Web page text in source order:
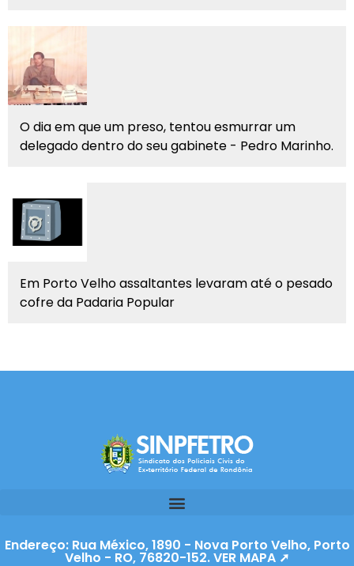
O dia em que um preso, tentou esmurrar um
delegado dentro do seu gabinete - Pedro Marinho.
Em Porto Velho assaltantes levaram até o pesado
cofre da Padaria Popular
Endereço: Rua México, 1890 - Nova Porto Velho, Porto
Velho - RO, 76820-152. VER MAPA ➚